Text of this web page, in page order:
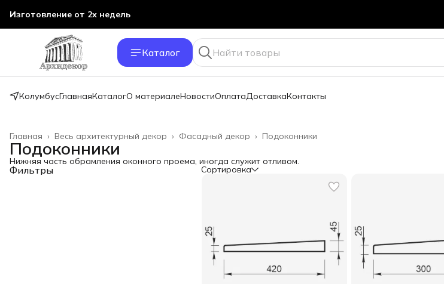
Изготовление от 2х недель
Каталог
КолумбусГлавнаяКаталогО материалеНовостиОплатаДоставкаКонтакты
Подоконники
Фасадный декор ›
Весь архитектурный декор ›
Главная ›
Подоконники
Нижняя часть обрамления оконного проема, иногда служит отливом.
Фильтры Сортировка